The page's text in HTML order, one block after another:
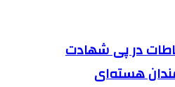
در پی شهادت
هسته‌ای